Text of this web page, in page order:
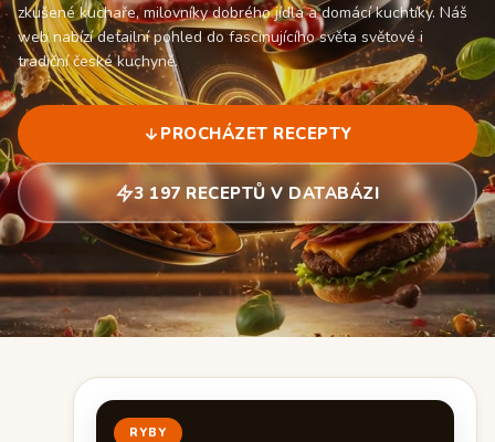
zkušené kuchaře, milovníky dobrého jídla a domácí kuchtíky. Náš
web nabízí detailní pohled do fascinujícího světa světové i
tradiční české kuchyně.
PROCHÁZET RECEPTY
3 197 RECEPTŮ V DATABÁZI
RYBY